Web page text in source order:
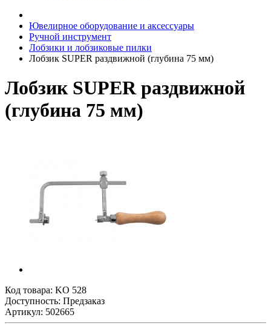
Ювелирное оборудование и аксессуары
Ручной инструмент
Лобзики и лобзиковые пилки
Лобзик SUPER раздвижной (глубина 75 мм)
Лобзик SUPER раздвижной
(глубина 75 мм)
Код товара: KO 528
Доступность: Предзаказ
Артикул: 502665